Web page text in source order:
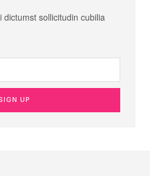
dictumst sollicitudin cubilia
UP